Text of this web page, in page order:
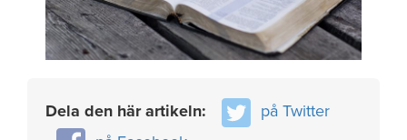
Dela den här artikeln:
på Twitter